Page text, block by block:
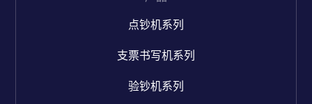
点钞机系列
支票书写机系列
验钞机系列